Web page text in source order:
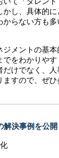
かし、具体的
らない方も多
ジメントの基
をわかりやす
けでなく、
すので、ぜ
解決事例を公開